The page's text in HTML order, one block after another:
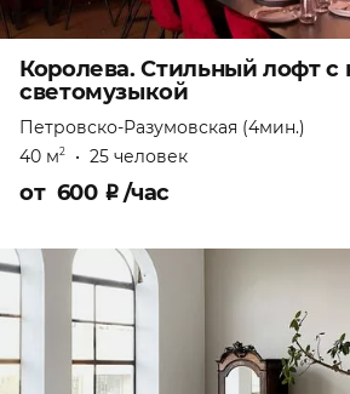
Королева. Стильный лофт с
светомузыкой
Петровско-Разумовская (4мин.)
40 м2 • 25 человек
от 600 ₽/час